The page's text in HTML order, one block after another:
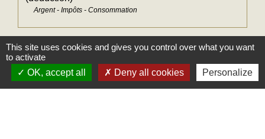
Argent - Impôts - Consommation
Pour en savoir plus
Site des impôtsopen_in_new
This site uses cookies and gives you control over what you want
to activate
OK, accept all
Deny all cookies Personalize